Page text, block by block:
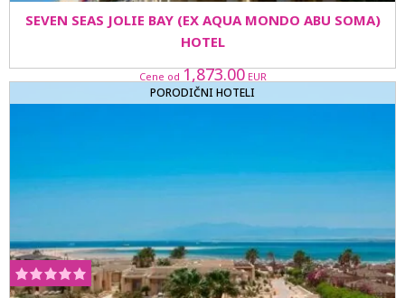
SEVEN SEAS JOLIE BAY (EX AQUA MONDO ABU SOMA)
HOTEL
Cene od 1,873.00EUR
PORODIČNI HOTELI